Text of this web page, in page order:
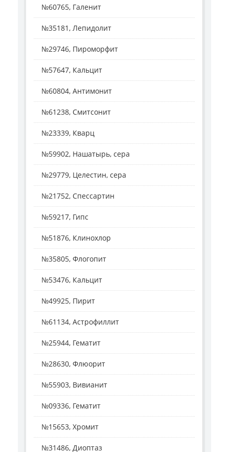
№60765, Галенит
№35181, Лепидолит
№29746, Пироморфит
№57647, Кальцит
№60804, Антимонит
№61238, Смитсонит
№23339, Кварц
№59902, Нашатырь, сера
№29779, Целестин, сера
№21752, Спессартин
№59217, Гипс
№51876, Клинохлор
№35805, Флогопит
№53476, Кальцит
№49925, Пирит
№61134, Астрофиллит
№25944, Гематит
№28630, Флюорит
№55903, Вивианит
№09336, Гематит
№15653, Хромит
№31486, Диоптаз